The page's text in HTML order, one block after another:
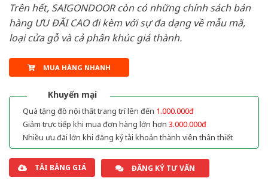
Trên hết, SAIGONDOOR còn có những chính sách bán
hàng ƯU ĐÃI CAO đi kèm với sự đa dạng về mẫu mã,
loại cửa gỗ và cả phân khúc giá thành.
MUA HÀNG NHANH
Khuyến mại
Quà tặng đồ nội thất trang trí lên đến 1.000.000đ
Giảm trực tiếp khi mua đơn hàng lớn hơn 3.000.000đ
Nhiều ưu đãi lớn khi đăng ký tài khoản thành viên thân thiết
TẢI BẢNG GIÁ ĐĂNG KÝ TƯ VẤN